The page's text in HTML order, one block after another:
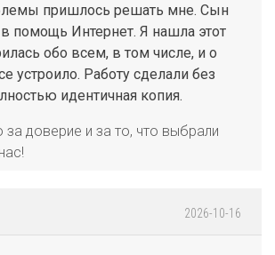
пришлось решать мне. Сын
помощь Интернет. Я нашла этот
обо всем, в том числе, и о
устроило. Работу сделали без
идентичная копия.
за доверие и за то, что выбрали
2026-10-16